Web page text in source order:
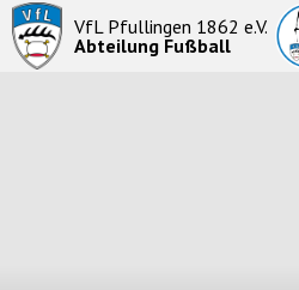
VfL Pfullingen 1862 e.V.
Abteilung Fußball
Startseite
News